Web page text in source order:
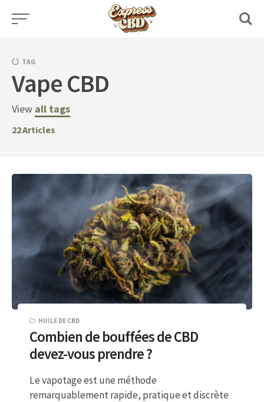
Skip
TAG
Vape CBD
View all tags
22Articles
HUILE DE CBD
Combien de bouffées de CBD
devez-vous prendre ?
Le vapotage est une méthode
remarquablement rapide, pratique et discrète